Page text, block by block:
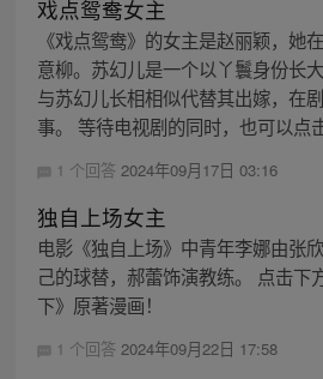
戏点鸳鸯女主
《戏点鸳鸯》的女主是赵丽颖，她
意柳。苏幻儿是一个以丫鬟身份长
与苏幻儿长相相似代替其出嫁，在
事。 等待电视剧的同时，也可以点
1 个回答 2024年09月17日 03:16
独自上场女主
电影《独自上场》中青年李娜由张
己的球替，郝蕾饰演教练。 点击下
下》原著漫画！
1 个回答 2024年09月22日 17:58